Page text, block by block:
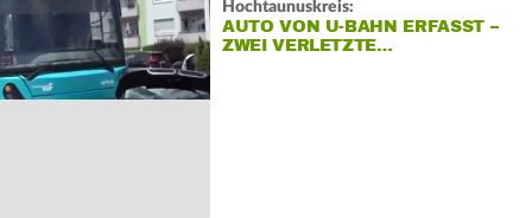
Hochtaunuskreis:
AUTO VON U-BAHN ERFASST –
ZWEI VERLETZTE…